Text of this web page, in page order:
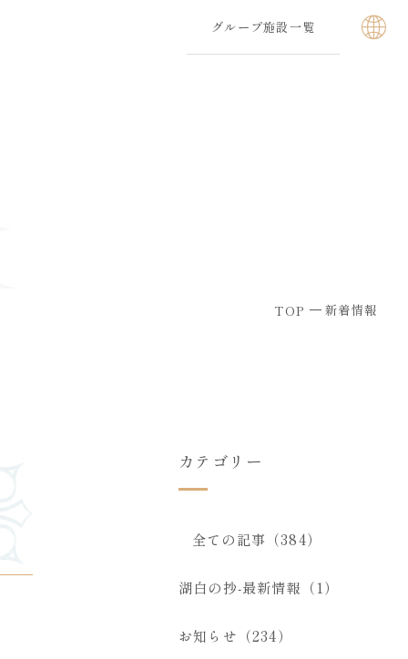
グループ施設一覧
TOP 新着情報
カテゴリー
全ての記事（384）
湖白の抄‐最新情報（1）
お知らせ（234）